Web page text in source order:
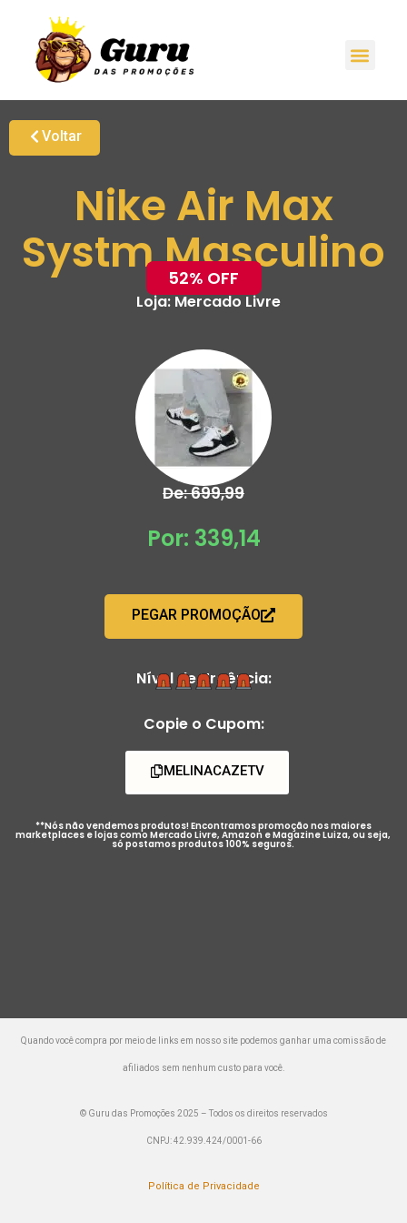
Voltar
Nike Air Max
Systm Masculino
52% OFF
Loja:Mercado Livre
De: 699,99
Por: 339,14
PEGAR PROMOÇÃO
Nível de Urgência:
Copie o Cupom:
MELINACAZETV
**Nós não vendemos produtos! Encontramos promoção nos maiores
marketplaces e lojas como Mercado Livre, Amazon e Magazine Luiza, ou seja,
só postamos produtos 100% seguros.
Quando você compra por meio de links em nosso site podemos ganhar uma comissão de
afiliados sem nenhum custo para você.
© Guru das Promoções 2025 – Todos os direitos reservados
CNPJ: 42.939.424/0001-66
Política de Privacidade